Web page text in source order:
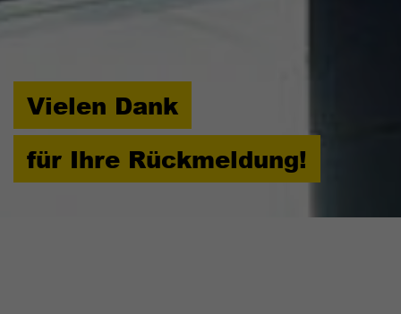
Vielen Dank
für Ihre Rückmeldung!